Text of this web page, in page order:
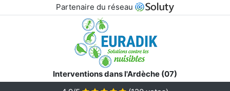
Partenaire du réseau
Interventions dans l'Ardèche (07)